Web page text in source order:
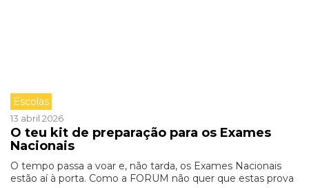
Escolas
13 abril 2026
O teu kit de preparação para os Exames
Nacionais
O tempo passa a voar e, não tarda, os Exames Nacionais
estão aí à porta. Como a FORUM não quer que estas prova